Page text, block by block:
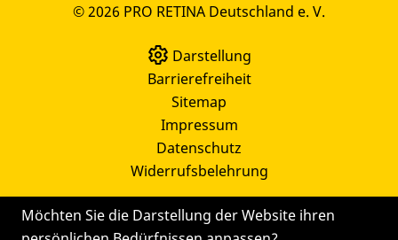
Möchten Sie die Darstellung der Website ihren
© 2026 PRO RETINA Deutschland e. V.
Darstellung
Barrierefreiheit
Sitemap
Impressum
Datenschutz
Widerrufsbelehrung